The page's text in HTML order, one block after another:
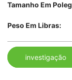
Tamanho Em
Peso Em Libras:
investigação